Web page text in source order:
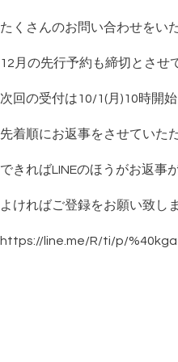
たくさんのお問い合わせをい
12月の先行予約も締切とさせ
次回の受付は10/1(月)10時開
先着順にお返事をさせていた
できればLINEのほうがお返事
よければご登録をお願い致し
https://line.me/R/ti/p/